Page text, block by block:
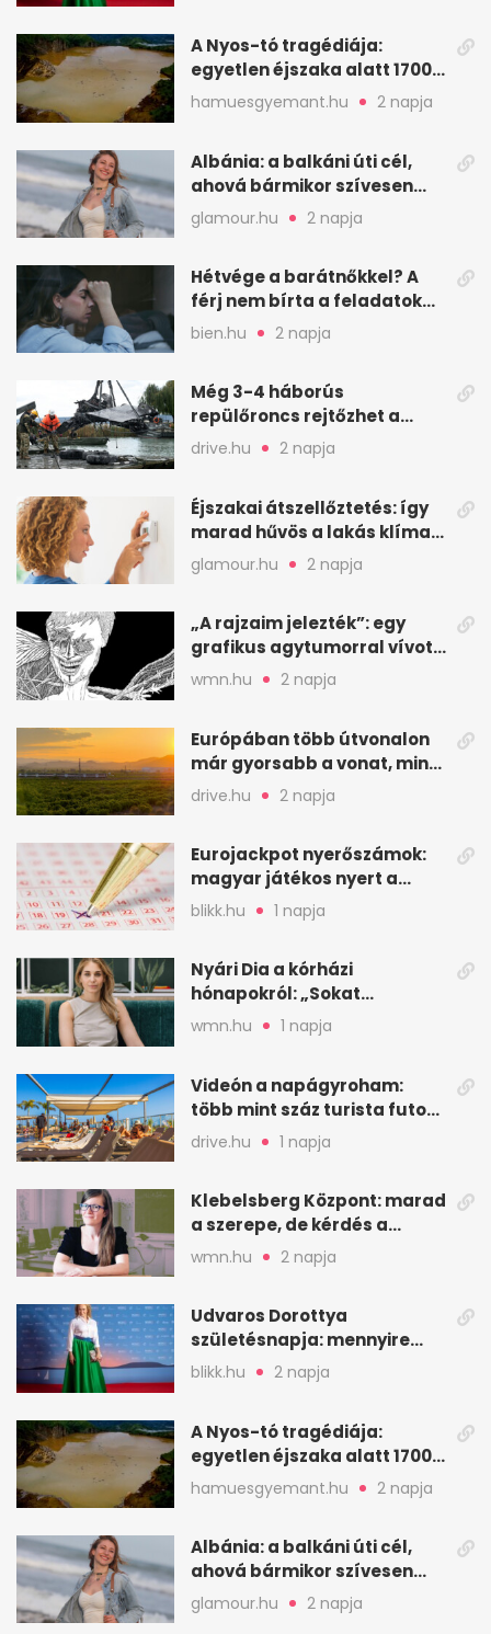
A Nyos-tó tragédiája:
egyetlen éjszaka alatt 1700
ember halt meg
hamuesgyemant.hu 2 napja
Albánia: a balkáni úti cél,
ahová bármikor szívesen
visszamennék
glamour.hu 2 napja
Hétvége a barátnőkkel? A
férj nem bírta a feladatokat,
a feleség levegőt kér
bien.hu 2 napja
Még 3-4 háborús
repülőroncs rejtőzhet a
Balaton mélyén
drive.hu 2 napja
Éjszakai átszellőztetés: így
marad hűvös a lakás klíma
nélkül
glamour.hu 2 napja
„A rajzaim jelezték”: egy
grafikus agytumorral vívott
küzdelme
wmn.hu 2 napja
Európában több útvonalon
már gyorsabb a vonat, mint
a repülő
drive.hu 2 napja
Eurojackpot nyerőszámok:
magyar játékos nyert a
2026. augusztus 4-i húzáson
blikk.hu 1 napja
Nyári Dia a kórházi
hónapokról: „Sokat
veszekedtem Istennel”
wmn.hu 1 napja
Videón a napágyroham:
több mint száz turista futott
a helyekért Tenerifén
drive.hu 1 napja
Klebelsberg Központ: marad
a szerepe, de kérdés a
hitelessége
wmn.hu 2 napja
Udvaros Dorottya
születésnapja: mennyire
ismered a filmszerepeit?
blikk.hu 2 napja
A Nyos-tó tragédiája:
egyetlen éjszaka alatt 1700
ember halt meg
hamuesgyemant.hu 2 napja
Albánia: a balkáni úti cél,
ahová bármikor szívesen
visszamennék
glamour.hu 2 napja